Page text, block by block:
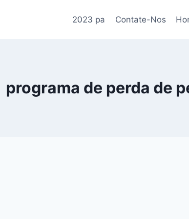
2023 pa Contate-Nos
programa de perda de